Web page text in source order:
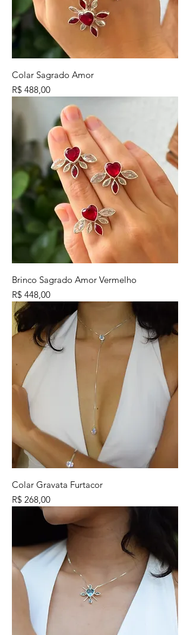
Colar Sagrado Amor
Preço
R$ 488,00
Brinco Sagrado Amor Vermelho
Preço
R$ 448,00
Colar Gravata Furtacor
Preço
R$ 268,00